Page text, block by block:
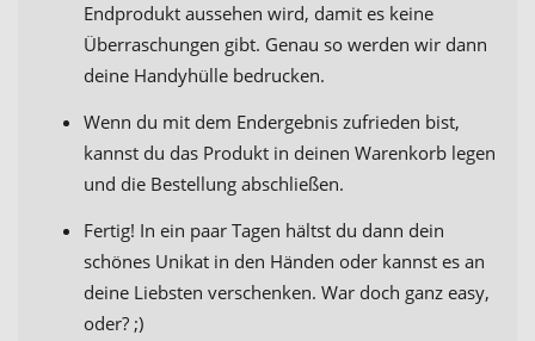
Endprodukt aussehen wird, damit es keine
Überraschungen gibt. Genau so werden wir dann
deine Handyhülle bedrucken.
Wenn du mit dem Endergebnis zufrieden bist,
kannst du das Produkt in deinen Warenkorb legen
und die Bestellung abschließen.
Fertig! In ein paar Tagen hältst du dann dein
schönes Unikat in den Händen oder kannst es an
deine Liebsten verschenken. War doch ganz easy,
oder? ;)